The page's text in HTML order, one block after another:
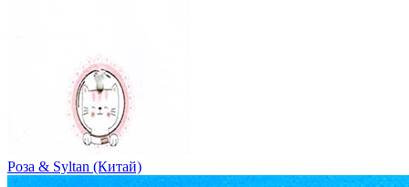
Роза & Syltan (Китай)